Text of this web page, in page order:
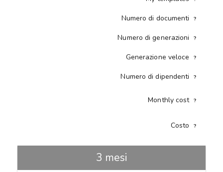
Numero di documenti ?
Numero di generazioni ?
Generazione veloce ?
Numero di dipendenti ?
Monthly cost ?
Costo ?
3 mesi